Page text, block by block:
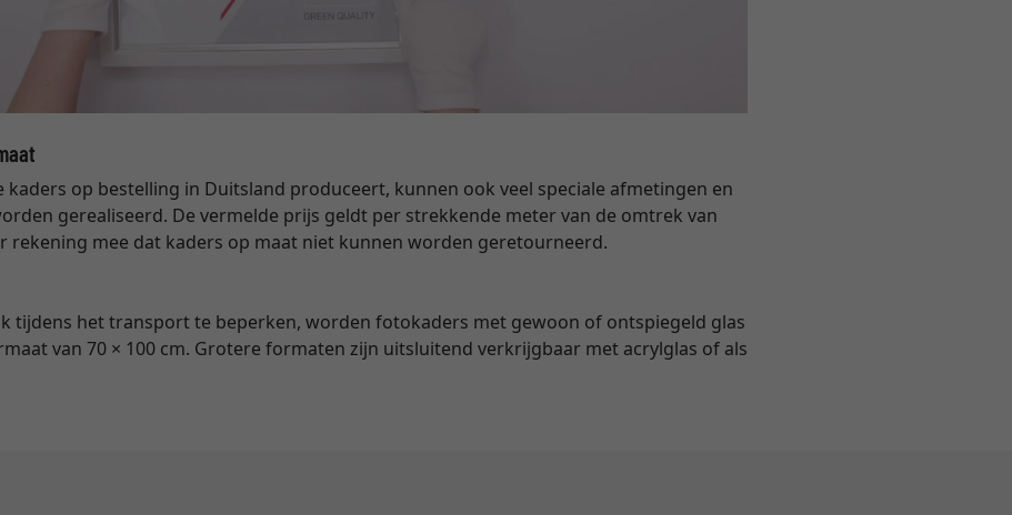
kaders op bestelling in Duitsland produceert, kunnen ook veel speciale afmetingen en
gerealiseerd. De vermelde prijs geldt per strekkende meter van de omtrek van
rekening mee dat kaders op maat niet kunnen worden geretourneerd.
tijdens het transport te beperken, worden fotokaders met gewoon of ontspiegeld glas
van 70 × 100 cm. Grotere formaten zijn uitsluitend verkrijgbaar met acrylglas of als